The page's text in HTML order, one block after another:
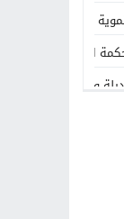
للذكرى الـ27 لعيد العرش
الابتدائية بفاس
وتعزيز إعادة الإدماج